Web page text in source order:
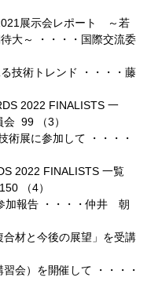
展示会レポート ～若
大～ ・・・・国際交流委
技術トレンド ・・・・藤
2022 FINALISTS 一
99 （3）
術展に参加して ・・・・
2022 FINALISTS 一覧
（4）
加報告 ・・・・仲井 朝
材と今後の展望」を受講
会）を開催して ・・・・